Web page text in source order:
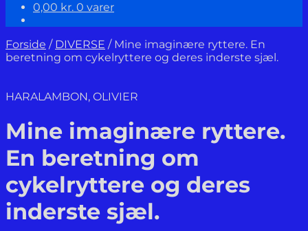
0,00 kr. 0 varer
Forside / DIVERSE / Mine imaginære ryttere. En
beretning om cykelryttere og deres inderste sjæl.
HARALAMBON, OLIVIER
Mine imaginære ryttere.
En beretning om
cykelryttere og deres
inderste sjæl.